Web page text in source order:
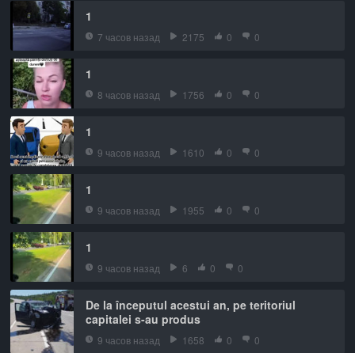
1
7 часов назад 2175 0 0
1
8 часов назад 1756 0 0
1
9 часов назад 1610 0 0
1
9 часов назад 1955 0 0
1
9 часов назад 6 0 0
De la începutul acestui an, pe teritoriul
capitalei s-au produs
9 часов назад 1658 0 0